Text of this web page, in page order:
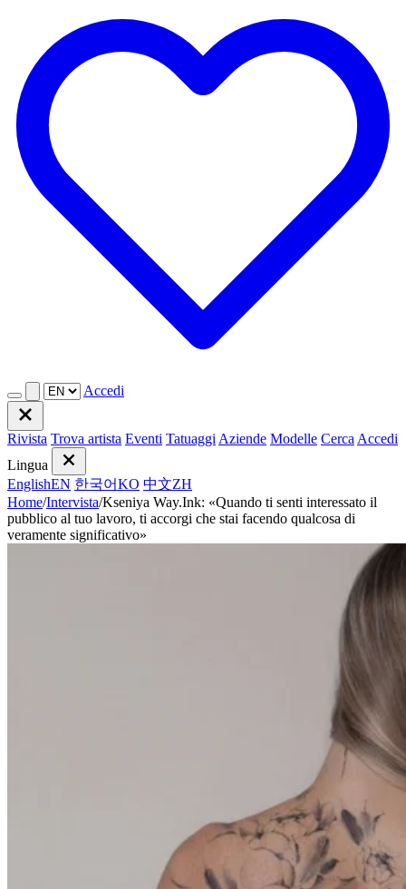
Accedi
Rivista Trova artista Eventi Tatuaggi Aziende Modelle Cerca Accedi
Lingua
EnglishEN 한국어KO 中文ZH
Home/Intervista/Kseniya Way.Ink: «Quando ti senti interessato il
pubblico al tuo lavoro, ti accorgi che stai facendo qualcosa di
veramente significativo»